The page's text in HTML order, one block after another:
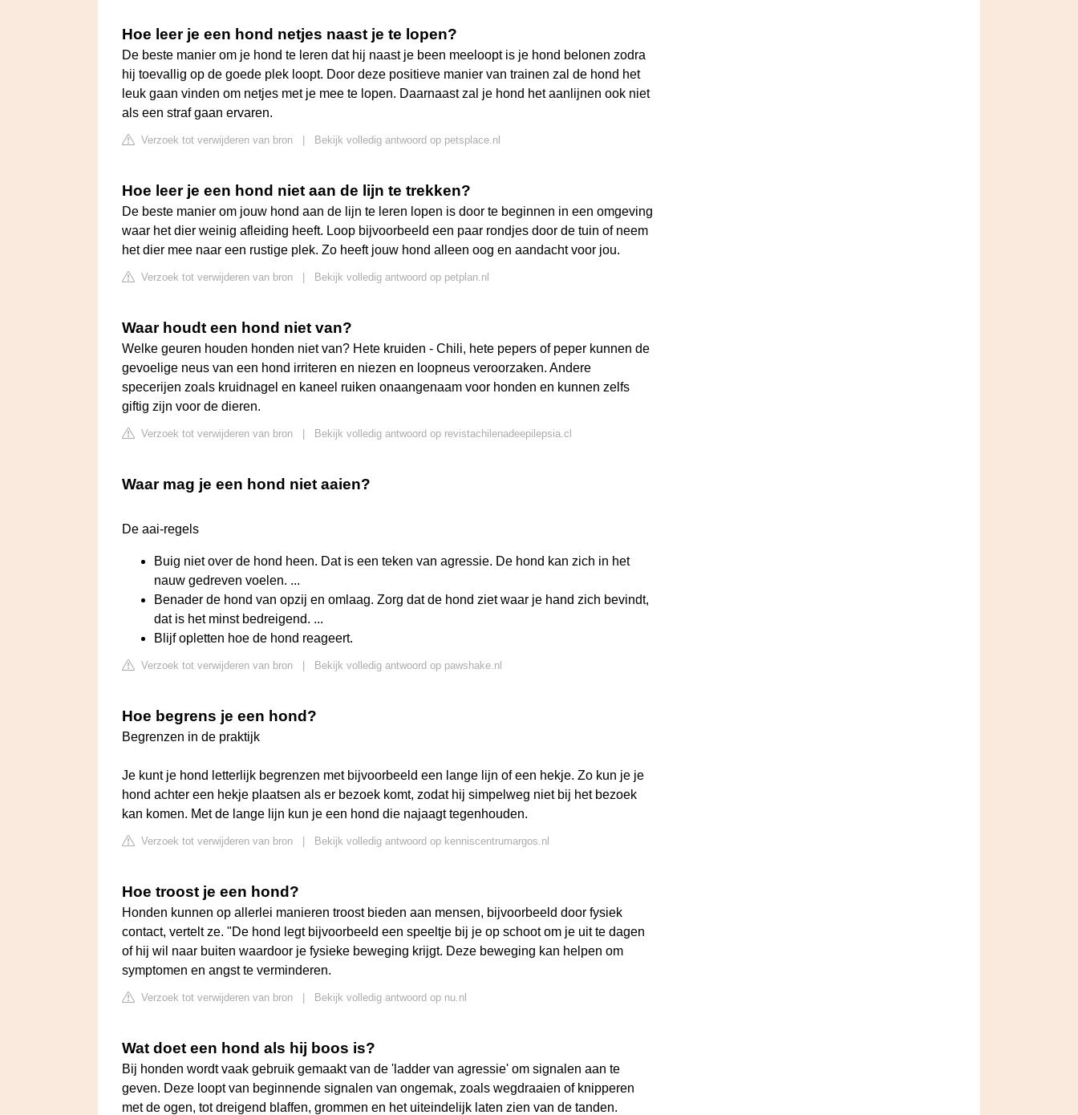
Hoe leer je een hond netjes naast je te lopen?
De beste manier om je hond te leren dat hij naast je been meeloopt is je hond belonen zodra
hij toevallig op de goede plek loopt. Door deze positieve manier van trainen zal de hond het
leuk gaan vinden om netjes met je mee te lopen. Daarnaast zal je hond het aanlijnen ook niet
als een straf gaan ervaren.
Verzoek tot verwijderen van bron Bekijk volledig antwoord op petsplace.nl
Hoe leer je een hond niet aan de lijn te trekken?
De beste manier om jouw hond aan de lijn te leren lopen is door te beginnen in een omgeving
waar het dier weinig afleiding heeft. Loop bijvoorbeeld een paar rondjes door de tuin of neem
het dier mee naar een rustige plek. Zo heeft jouw hond alleen oog en aandacht voor jou.
Verzoek tot verwijderen van bron Bekijk volledig antwoord op petplan.nl
Waar houdt een hond niet van?
Welke geuren houden honden niet van? Hete kruiden - Chili, hete pepers of peper kunnen de
gevoelige neus van een hond irriteren en niezen en loopneus veroorzaken. Andere
specerijen zoals kruidnagel en kaneel ruiken onaangenaam voor honden en kunnen zelfs
giftig zijn voor de dieren.
Verzoek tot verwijderen van bron Bekijk volledig antwoord op revistachilenadeepilepsia.cl
Waar mag je een hond niet aaien?
De aai-regels
Buig niet over de hond heen. Dat is een teken van agressie. De hond kan zich in het
nauw gedreven voelen. ...
Benader de hond van opzij en omlaag. Zorg dat de hond ziet waar je hand zich bevindt,
dat is het minst bedreigend. ...
Blijf opletten hoe de hond reageert.
Verzoek tot verwijderen van bron Bekijk volledig antwoord op pawshake.nl
Hoe begrens je een hond?
Begrenzen in de praktijk
Je kunt je hond letterlijk begrenzen met bijvoorbeeld een lange lijn of een hekje. Zo kun je je
hond achter een hekje plaatsen als er bezoek komt, zodat hij simpelweg niet bij het bezoek
kan komen. Met de lange lijn kun je een hond die najaagt tegenhouden.
Verzoek tot verwijderen van bron Bekijk volledig antwoord op kenniscentrumargos.nl
Hoe troost je een hond?
Honden kunnen op allerlei manieren troost bieden aan mensen, bijvoorbeeld door fysiek
contact, vertelt ze. "De hond legt bijvoorbeeld een speeltje bij je op schoot om je uit te dagen
of hij wil naar buiten waardoor je fysieke beweging krijgt. Deze beweging kan helpen om
symptomen en angst te verminderen.
Verzoek tot verwijderen van bron Bekijk volledig antwoord op nu.nl
Wat doet een hond als hij boos is?
Bij honden wordt vaak gebruik gemaakt van de 'ladder van agressie' om signalen aan te
geven. Deze loopt van beginnende signalen van ongemak, zoals wegdraaien of knipperen
met de ogen, tot dreigend blaffen, grommen en het uiteindelijk laten zien van de tanden.